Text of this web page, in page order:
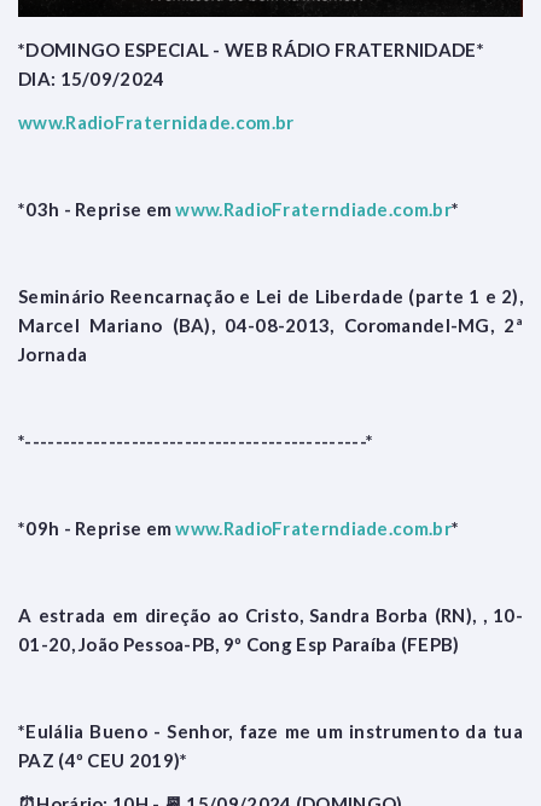
*DOMINGO ESPECIAL - WEB RÁDIO FRATERNIDADE*
DIA: 15/09/2024
www.RadioFraternidade.com.br
*03h - Reprise emwww.RadioFraterndiade.com.br*
Seminário Reencarnação e Lei de Liberdade (parte 1 e 2),
Marcel Mariano (BA), 04-08-2013, Coromandel-MG, 2ª
Jornada
*---------------------------------------------*
*09h - Reprise emwww.RadioFraterndiade.com.br*
A estrada em direção ao Cristo, Sandra Borba (RN), , 10-
01-20, João Pessoa-PB, 9º Cong Esp Paraíba (FEPB)
*Eulália Bueno - Senhor, faze me um instrumento da tua
PAZ (4º CEU 2019)*